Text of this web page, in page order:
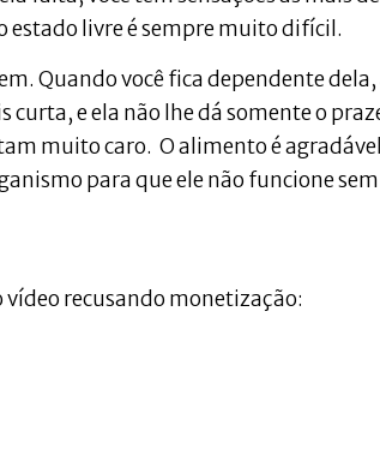
estado livre é sempre muito difícil.
Quando você fica dependente dela,
e ela não lhe dá somente o
muito caro. O alimento é
para que ele não funcione sem
vídeo recusando monetização: